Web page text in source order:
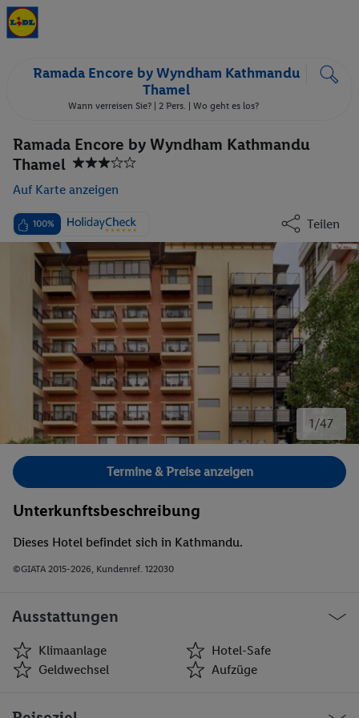
Ramada Encore by Wyndham Kathmandu
Thamel
Wann verreisen Sie? | 2 Pers. | Wo geht es los?
Ramada Encore by Wyndham Kathmandu
Thamel
Auf Karte anzeigen
100% Teilen
1/47
Bild 1 von 47.
Termine & Preise anzeigen
Unterkunftsbeschreibung
Dieses Hotel befindet sich in Kathmandu.
©GIATA 2015-2026, Kundenref. 122030
Ausstattungen
Klimaanlage
Hotel-Safe
Geldwechsel
Aufzüge